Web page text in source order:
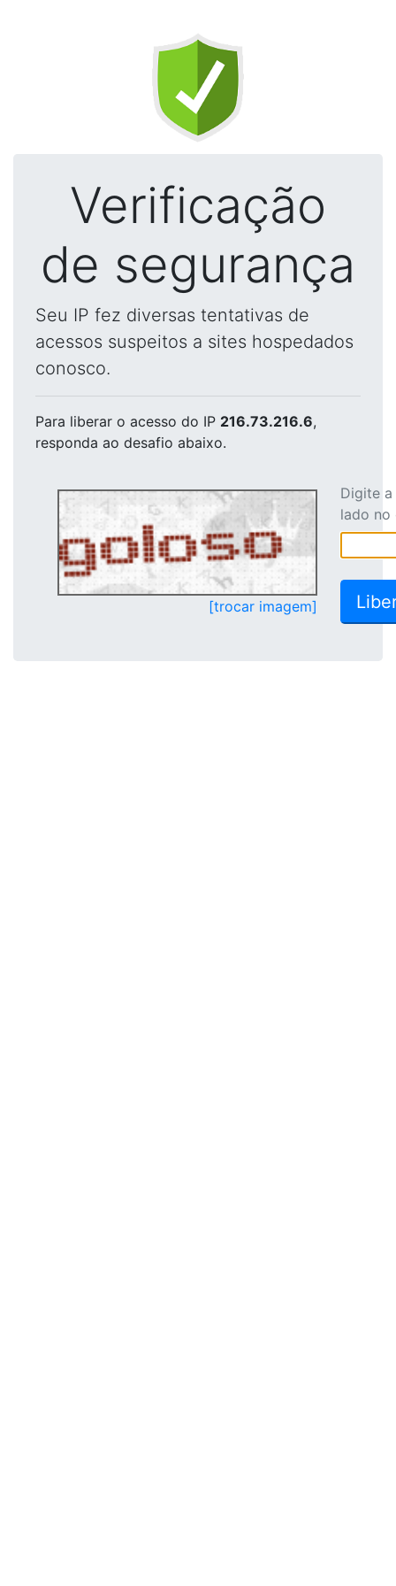
Verificação
de segurança
Seu IP fez diversas tentativas de
acessos suspeitos a sites hospedados
conosco.
Para liberar o acesso do IP 216.73.216.6,
responda ao desafio abaixo.
[trocar imagem]
Digite
lado no